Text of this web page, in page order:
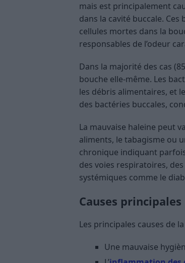
mais est principalement
dans la cavité buccale.
cellules mortes dans la
responsables de l’odeur
Dans la majorité des cas
bouche elle-même. Les
les débris alimentaires, et
des bactéries buccales,
La mauvaise haleine peut
aliments, le tabagisme ou
chronique indiquant
des voies respiratoires,
systémiques comme le
Causes principales
Les principales causes de
Une mauvaise